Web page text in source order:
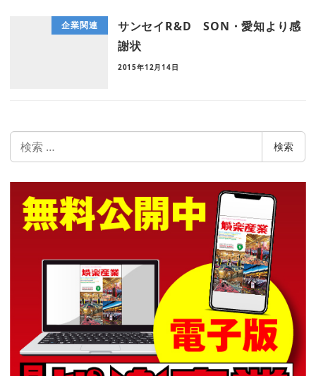
企業関連
サンセイR&D SON・愛知より感
謝状
2015年12月14日
索
検索